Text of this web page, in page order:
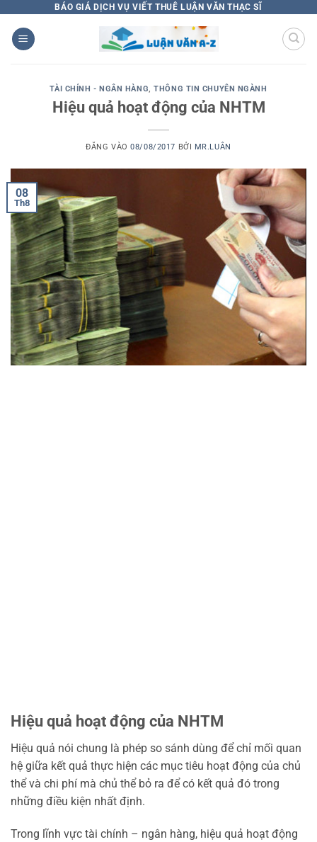
qua
nội
BÁO GIÁ DỊCH VỤ VIẾT THUÊ LUẬN VĂN THẠC SĨ
TÀI CHÍNH - NGÂN HÀNG,THÔNG TIN CHUYÊN NGÀNH
Hiệu quả hoạt động của NHTM
ĐĂNG VÀO08/08/2017 BỞI MR.LUÂN
08
Th8
Hiệu quả hoạt động của NHTM
Hiệu quả nói chung là phép so sánh dùng để chỉ mối quan
hệ giữa kết quả thực hiện các mục tiêu hoạt động của chủ
thể và chi phí mà chủ thể bỏ ra để có kết quả đó trong
những điều kiện nhất định.
Trong lĩnh vực tài chính – ngân hàng, hiệu quả hoạt động